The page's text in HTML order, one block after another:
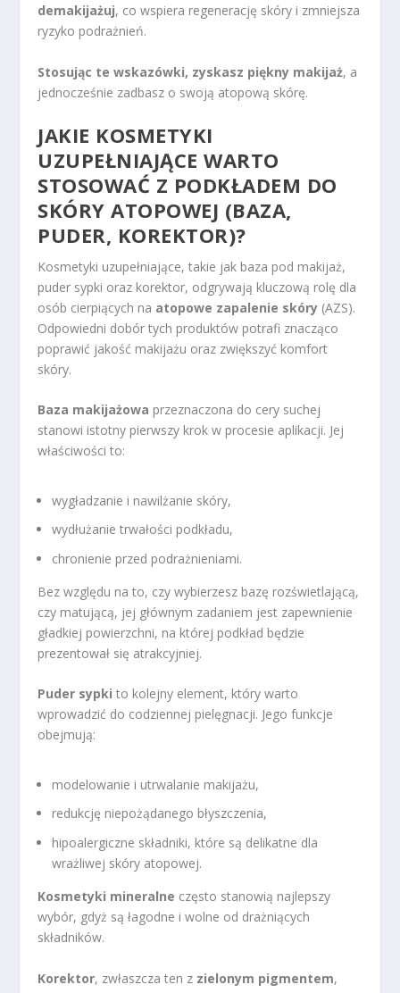
demakijażuj, co wspiera regenerację skóry i zmniejsza
ryzyko podrażnień.
Stosując te wskazówki, zyskasz piękny makijaż, a
jednocześnie zadbasz o swoją atopową skórę.
JAKIE KOSMETYKI
UZUPEŁNIAJĄCE WARTO
STOSOWAĆ Z PODKŁADEM DO
SKÓRY ATOPOWEJ (BAZA,
PUDER, KOREKTOR)?
Kosmetyki uzupełniające, takie jak baza pod makijaż,
puder sypki oraz korektor, odgrywają kluczową rolę dla
osób cierpiących na atopowe zapalenie skóry (AZS).
Odpowiedni dobór tych produktów potrafi znacząco
poprawić jakość makijażu oraz zwiększyć komfort
skóry.
Baza makijażowa przeznaczona do cery suchej
stanowi istotny pierwszy krok w procesie aplikacji. Jej
właściwości to:
wygładzanie i nawilżanie skóry,
wydłużanie trwałości podkładu,
chronienie przed podrażnieniami.
Bez względu na to, czy wybierzesz bazę rozświetlającą,
czy matującą, jej głównym zadaniem jest zapewnienie
gładkiej powierzchni, na której podkład będzie
prezentował się atrakcyjniej.
Puder sypki to kolejny element, który warto
wprowadzić do codziennej pielęgnacji. Jego funkcje
obejmują:
modelowanie i utrwalanie makijażu,
redukcję niepożądanego błyszczenia,
hipoalergiczne składniki, które są delikatne dla
wrażliwej skóry atopowej.
Kosmetyki mineralne często stanowią najlepszy
wybór, gdyż są łagodne i wolne od drażniących
składników.
Korektor, zwłaszcza ten z zielonym pigmentem,